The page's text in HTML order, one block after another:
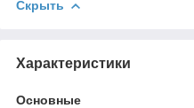
Скрыть
Характеристики
Основные